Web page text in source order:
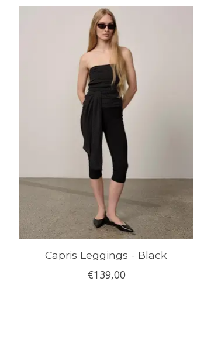
Items van productcarrousel
Capris Leggings - Black
€139,00